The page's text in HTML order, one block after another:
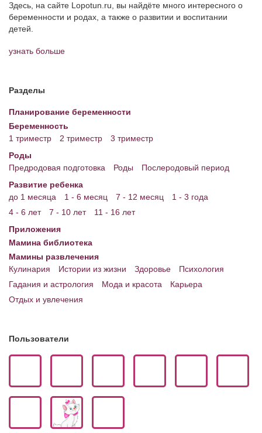
Здесь, на сайте Lopotun.ru, вы найдёте много интересного о
беременности и родах, а также о развитии и воспитании
детей.
узнать больше
Разделы
Планирование беременности
Беременность
1 триместр
2 триместр
3 триместр
Роды
Предродовая подготовка
Роды
Послеродовый период
Развитие ребенка
до 1 месяца
1 - 6 месяц 7 - 12 месяц
1 - 3 года
4 - 6 лет
7 - 10 лет
11 - 16 лет
Приложения
Мамина библиотека
Мамины развлечения
Кулинария
Истории из жизни Здоровье
Психология
Гадания и астрология
Мода и красота
Карьера
Отдых и увлечения
Пользователи